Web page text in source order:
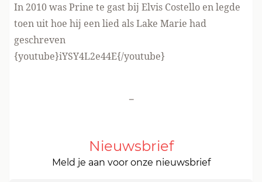
In 2010 was Prine te gast bij Elvis Costello en legde
toen uit hoe hij een lied als Lake Marie had
geschreven
{youtube}iYSY4L2e44E{/youtube}
-
Nieuwsbrief
Meld je aan voor onze nieuwsbrief